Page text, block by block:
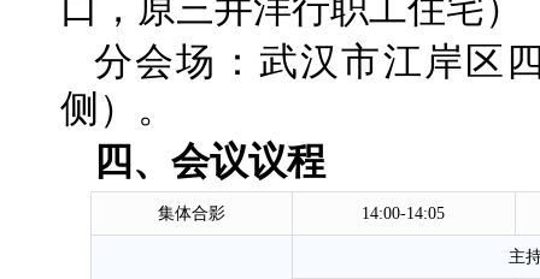
分会场：武汉市江岸区
侧）。
四、会议议程
集体合影 14:00-14:05
主